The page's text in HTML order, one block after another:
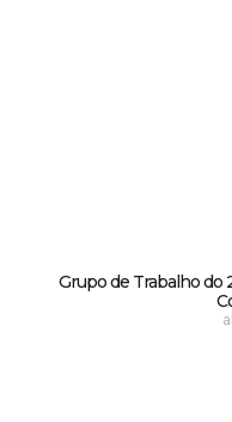
Grupo de Trabalho do